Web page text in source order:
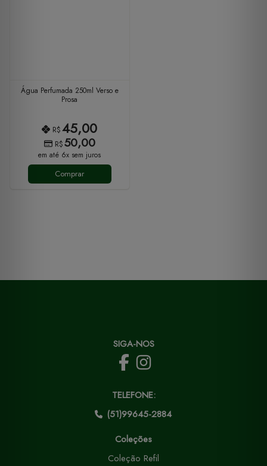
Água Perfumada 250ml Verso e
Prosa
R$45,00
R$50,00
em até 6x sem juros
Comprar
SIGA-NOS
TELEFONE:
(51)99645-2884
Coleções
Coleção Refil